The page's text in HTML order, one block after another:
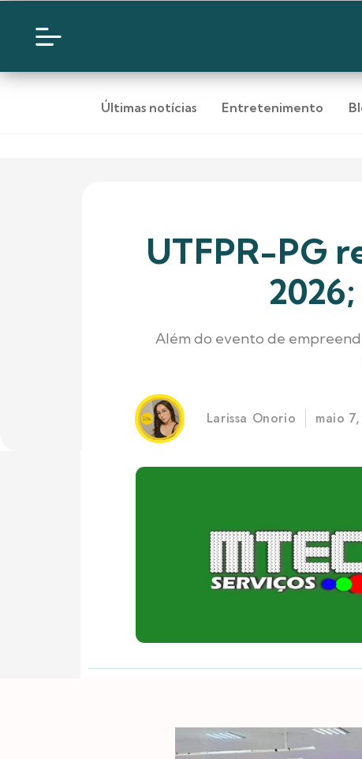
Últimas notícias Entretenimento
UTFPR-PG
Além do evento de
Larissa Onorio maio